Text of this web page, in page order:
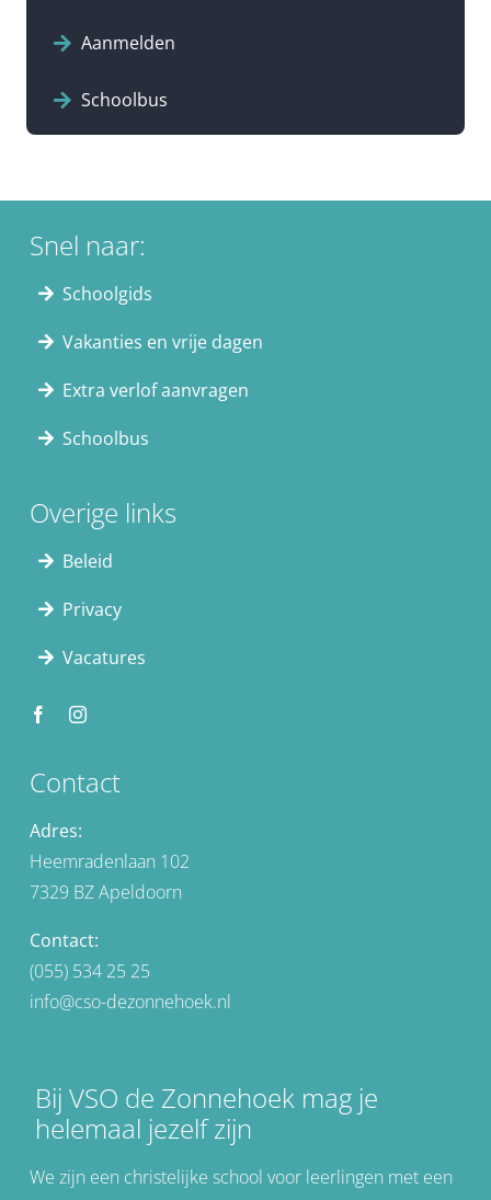
Aanmelden
Schoolbus
Bij VSO de Zonnehoek mag je
helemaal jezelf zijn
We zijn een christelijke school voor leerlingen met een
Snel naar:
Schoolgids
Vakanties en vrije dagen
Extra verlof aanvragen
Schoolbus
Overige links
Beleid
Privacy
Vacatures
Contact
Adres:
Heemradenlaan 102
7329 BZ Apeldoorn
Contact:
(055) 534 25 25
info@cso-dezonnehoek.nl